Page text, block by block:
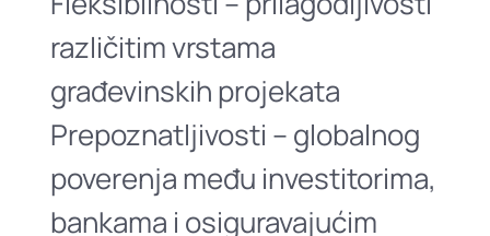
različitim vrstama
građevinskih projekata
Prepoznatljivosti – globalnog
poverenja među investitorima,
bankama i osiguravajućim